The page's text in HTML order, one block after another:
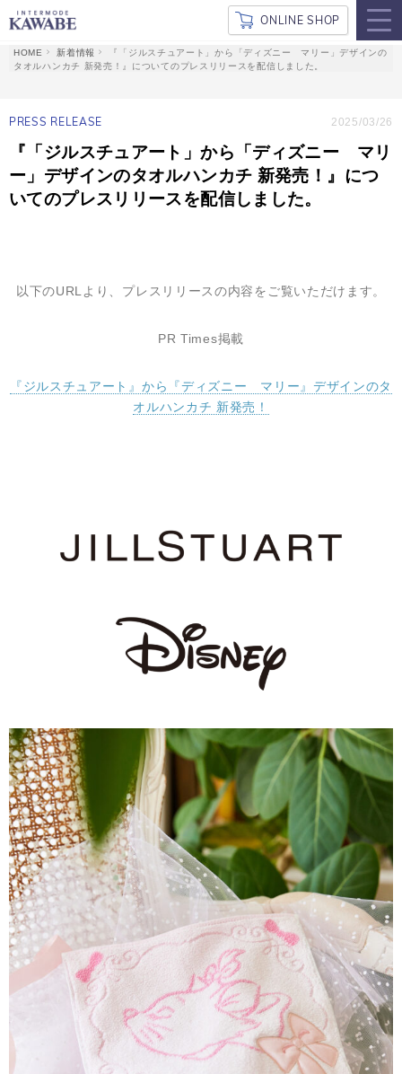
ONLINE SHOP
新着情報
『「ジルスチュアート」から「ディズニー マリー」デザインの
タオルハンカチ 新発売！』についてのプレスリリースを配信しました。
PRESS RELEASE 2025/03/26
『「ジルスチュアート」から「ディズニー マリ
ー」デザインのタオルハンカチ 新発売！』につ
いてのプレスリリースを配信しました。
以下のURLより、プレスリリースの内容をご覧いただけます。
PRTimes掲載
『ジルスチュアート』から『ディズニー マリー』デザインのタ
オルハンカチ 新発売！